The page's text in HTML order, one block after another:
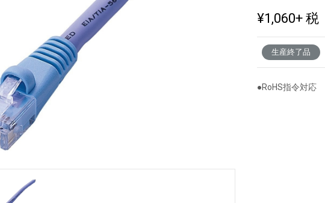
¥1,060+ 税
生産終了品
●RoHS指令対応